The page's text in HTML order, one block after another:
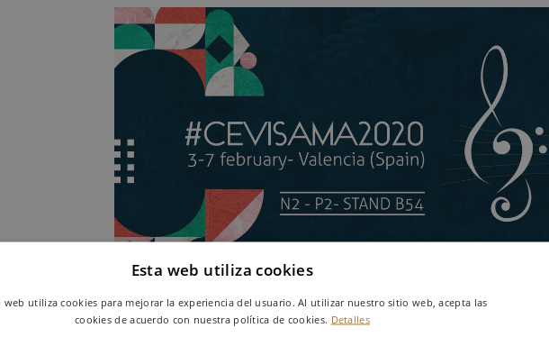
Al igual que es capaz de relajarnos e inducirnos a un estado
Esta web utiliza cookies
web utiliza cookies para mejorar la experiencia del usuario. Al utilizar nuestro sitio web, acepta las
cookies de acuerdo con nuestra política de cookies. Detalles